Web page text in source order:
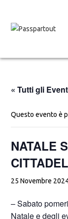
« Tutti gli
Questo evento è
NATALE
25 Novembre
– Sabato
Natale e degli